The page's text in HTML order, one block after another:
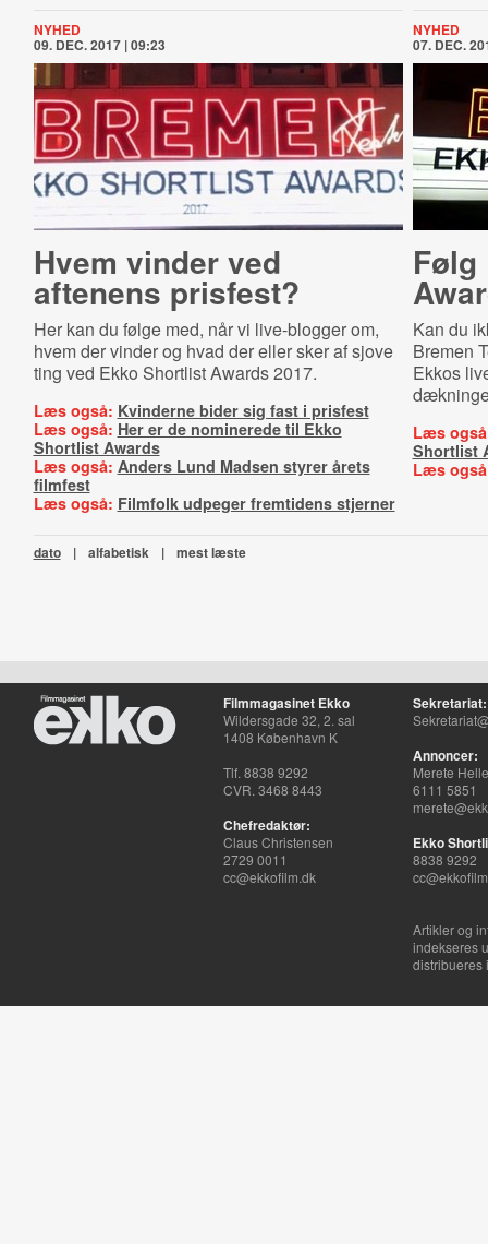
NYHED
09. DEC. 2017 | 09:23
Hvem vinder ved
aftenens prisfest?
Her kan du følge med, når vi live-blogger om,
hvem der vinder og hvad der eller sker af sjove
ting ved Ekko Shortlist Awards 2017.
Læs også: Kvinderne bider sig fast i prisfest
Læs også: Her er de nominerede til Ekko
Shortlist Awards
Læs også: Anders Lund Madsen styrer årets
filmfest
Læs også: Filmfolk udpeger fremtidens stjerner
NYHED
07. DEC.
Kan du
Bremen
Ekkos
Læs
Shortlist
Læs
dato | alfabetisk | mest læste
Filmmagasinet Ekko
Wildersgade 32, 2. sal
1408 København K
Tlf. 8838 9292
CVR. 3468 8443
Chefredaktør:
Claus Christensen
2729 0011
cc@ekkofilm.dk
Sekretariat:
Annoncer:
Merete
6111 5851
Ekko
8838 9292
Artikler og
indekseres
distribueres